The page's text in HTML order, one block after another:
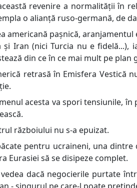
revenire a normalității în
o alianță ruso-germană, de
americană pașnică,
și Iran (nici Turcia nu e
din ce în ce mai mult pe plan
retrasă în Emisfera Vestică
acesta va spori tensiunile,
războiului nu s-a epuizat.
pentru ucraineni, una
Eurasiei să se disipeze complet.
dacă negocierile purtate